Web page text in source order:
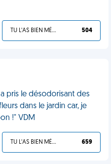
TU L'AS BIEN MÉRITÉ 504
pris le désodorisant des
dans le jardin car, je
!" VDM
TU L'AS BIEN MÉRITÉ 659